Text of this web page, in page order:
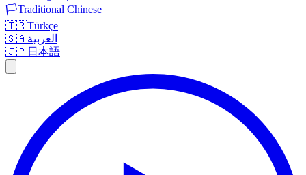
🏳️Traditional Chinese
🇹🇷Türkçe
🇸🇦العربية
🇯🇵日本語